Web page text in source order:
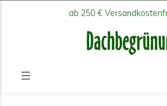
Zum Hauptinhalt springen
ab 250 €